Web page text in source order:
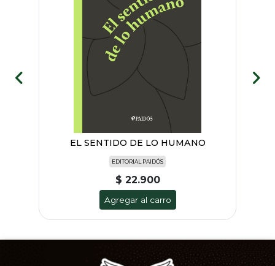
EL SENTIDO DE LO HUMANO
EDITORIAL PAIDÓS
$ 22.900
Agregar al carro